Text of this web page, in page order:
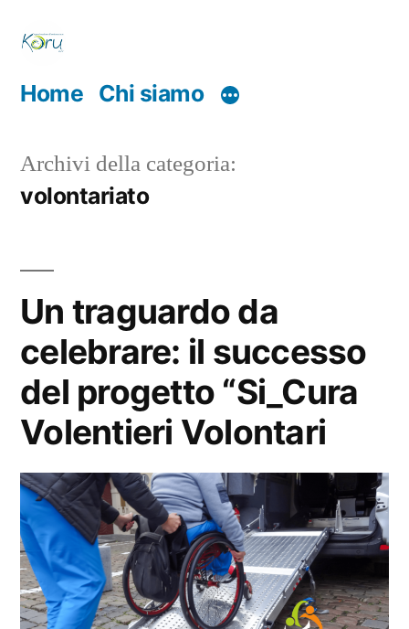
contenuto
Home Chi siamo
Archivi della categoria:
volontariato
Un traguardo da
celebrare: il successo
del progetto “Si_Cura
Volentieri Volontari